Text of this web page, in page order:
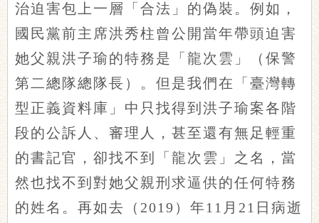
治迫害包上一層「合法」的偽裝。例如，
國民黨前主席洪秀柱曾公開當年帶頭迫害
她父親洪子瑜的特務是「龍次雲」（保警
第二總隊總隊長）。但是我們在「臺灣轉
型正義資料庫」中只找得到洪子瑜案各階
段的公訴人、審理人，甚至還有無足輕重
的書記官，卻找不到「龍次雲」之名，當
然也找不到對她父親刑求逼供的任何特務
的姓名。再如去（2019）年11月21日病逝